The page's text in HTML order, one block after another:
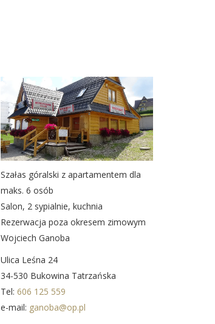
Szałas góralski z apartamentem dla
maks. 6 osób
Salon, 2 sypialnie, kuchnia
Rezerwacja poza okresem zimowym
Wojciech Ganoba
Ulica Leśna 24
34-530 Bukowina Tatrzańska
Tel:606 125 559
e-mail: ganoba@op.pl